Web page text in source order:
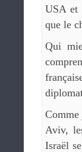
USA et
que le
Qui
Comme
Aviv,
Israël